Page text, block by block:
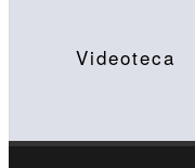
Videoteca